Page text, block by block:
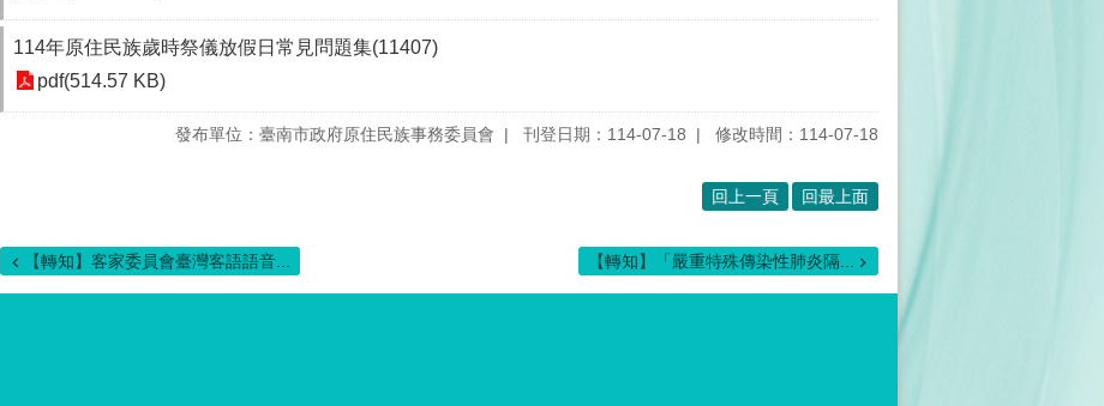
114年原住民族歲時祭儀放假日常見問題集(11407)
pdf(514.57 KB)
發布單位：臺南市政府原住民族事務委員會 刊登日期：114-07-18 修改時間：114-07-18
回上一頁 回最上面
【轉知】客家委員會臺灣客語語音... 【轉知】「嚴重特殊傳染性肺炎隔...